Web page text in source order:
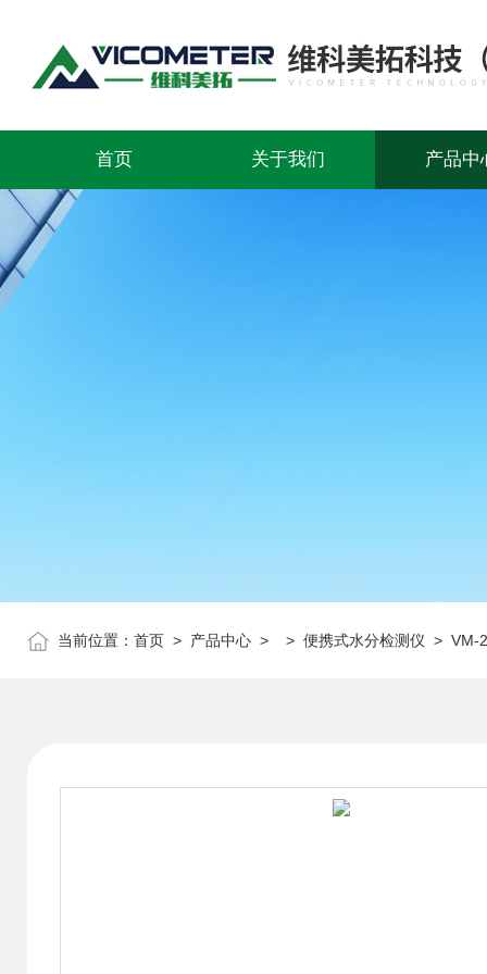
首页 关于我们 产品中
当前位置： 首页 > 产品中心 > > 便携式水分检测仪 > VM-